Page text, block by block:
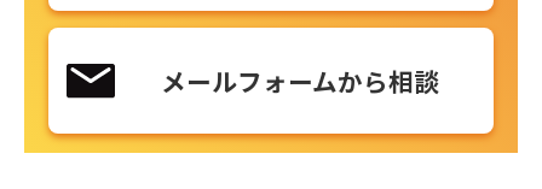
メールフォームから相談